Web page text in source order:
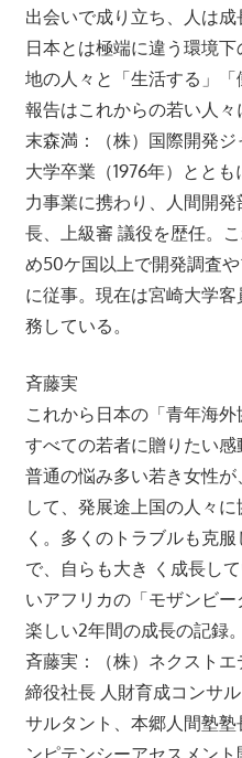
出会いで成り立ち、人は成
日本とは極端に違う環境
地の人々と「生活する」
報告はこれからの若い人
末森満：（株）国際開発ジ
大学卒業（1976年）とと
力事業に携わり、人間開
長、上級審 議役を歴任。
め50ケ国以上で開発調査
に従事。現在は宮崎大学
務している。
斉藤実
これから日本の「青年海
すべての若者に贈りたい感
普通の悩み多い若き女性
して、発展途上国の人々
く。多くのトラブルも克
で、自らも大き く成長し
いアフリカの「モザンビ
楽しい2年間の成長の記録。
斉藤実：（株）ネクスト
締役社長 人財育成コンサ
サルタント、本郷人間塾
ンピテンシーアセスメン